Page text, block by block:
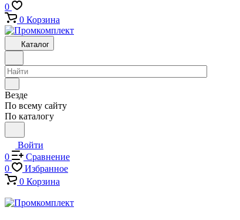
0
0 Корзина
Каталог
Везде
По всему сайту
По каталогу
Войти
0
Сравнение
0
Избранное
0 Корзина